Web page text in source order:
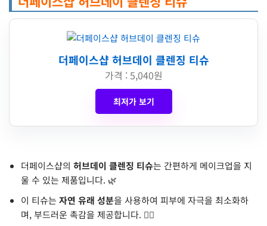
더페이스샵 허브데이 클렌징 티슈
가격 : 5,040원
최저가 보기
더페이스샵의 허브데이 클렌징 티슈는 간편하게 메이크업을 지
울 수 있는 제품입니다. 🌿
이 티슈는 자연 유래 성분을 사용하여 피부에 자극을 최소화하
며, 부드러운 촉감을 제공합니다. 🧖‍♀️